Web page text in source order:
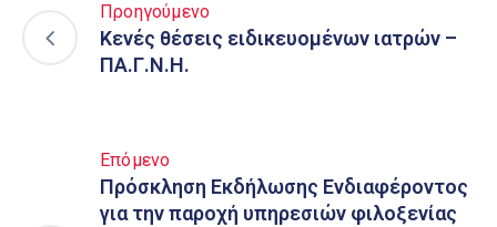
Προηγούμενο
Κενές θέσεις ειδικευομένων ιατρών –
ΠΑ.Γ.Ν.Η.
Επόμενο
Πρόσκληση Εκδήλωσης Ενδιαφέροντος
για την παροχή υπηρεσιών φιλοξενίας